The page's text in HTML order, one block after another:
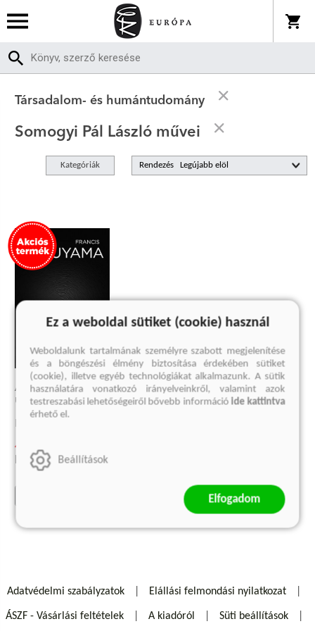
Társadalom- és humántudomány
Somogyi Pál László művei
Kategóriák Rendezés
A TÖRTÉNELEM VÉGE ÉS AZ
UTOLSÓ EMBER
4 874 Ft
Eredeti ár:6 499 Ft
Adatvédelmi szabályzatok Elállási felmondási nyilatkozat
ÁSZF - Vásárlási feltételek A kiadóról Süti beállítások
Ez a weboldal sütiket (cookie) használ
Weboldalunk tartalmának személyre szabott megjelenítése
és a böngészési élmény biztosítása érdekében sütiket
(cookie), illetve egyéb technológiákat alkalmazunk. A sütik
használatára vonatkozó irányelveinkről, valamint azok
testreszabási lehetőségeiről bővebb információ ide kattintva
érhető el.
Beállítások
Elfogadom